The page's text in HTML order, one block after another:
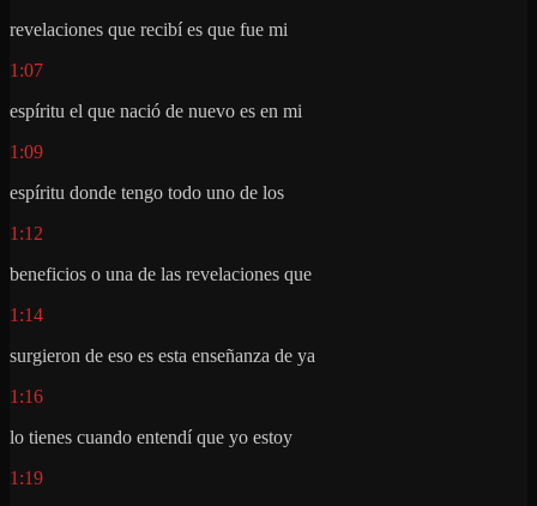
revelaciones que recibí es que fue mi
1:07
espíritu el que nació de nuevo es en mi
1:09
espíritu donde tengo todo uno de los
1:12
beneficios o una de las revelaciones que
1:14
surgieron de eso es esta enseñanza de ya
1:16
lo tienes cuando entendí que yo estoy
1:19